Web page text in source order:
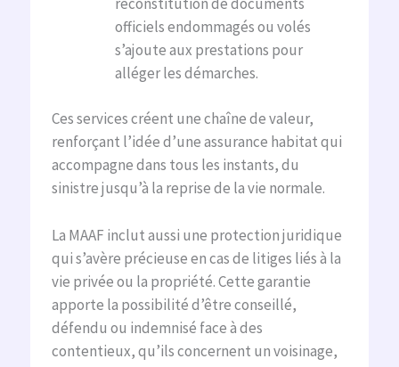
officiels endommagés ou volés
s’ajoute aux prestations pour
alléger les démarches.
Ces services créent une chaîne de valeur,
renforçant l’idée d’une assurance habitat qui
accompagne dans tous les instants, du
sinistre jusqu’à la reprise de la vie normale.
La MAAF inclut aussi une protection juridique
qui s’avère précieuse en cas de litiges liés à la
vie privée ou la propriété. Cette garantie
apporte la possibilité d’être conseillé,
défendu ou indemnisé face à des
contentieux, qu’ils concernent un voisinage,